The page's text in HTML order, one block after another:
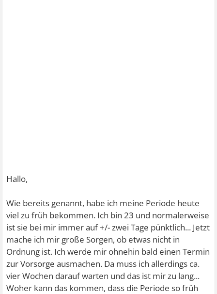
Hallo,
Wie bereits genannt, habe ich meine Periode heute
viel zu früh bekommen. Ich bin 23 und normalerweise
ist sie bei mir immer auf +/- zwei Tage pünktlich... Jetzt
mache ich mir große Sorgen, ob etwas nicht in
Ordnung ist. Ich werde mir ohnehin bald einen Termin
zur Vorsorge ausmachen. Da muss ich allerdings ca.
vier Wochen darauf warten und das ist mir zu lang...
Woher kann das kommen, dass die Periode so früh